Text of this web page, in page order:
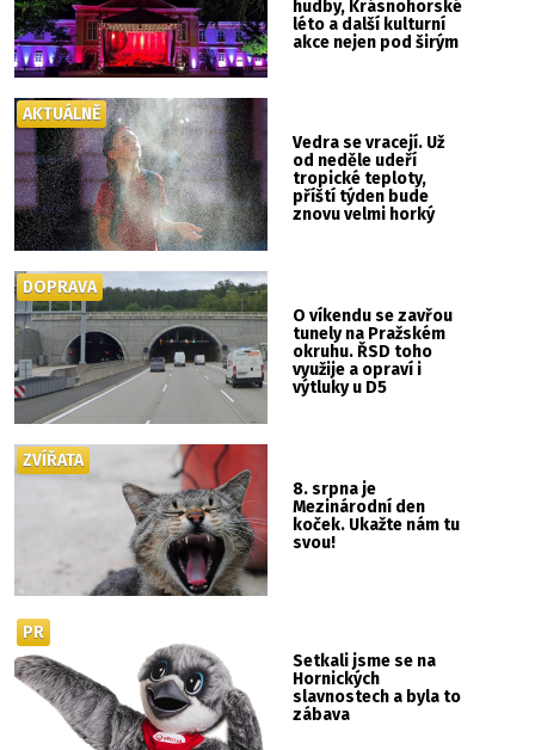
hudby, Krásnohorské
léto a další kulturní
akce nejen pod širým
Vedra se vracejí. Už
od neděle udeří
tropické teploty,
příští týden bude
znovu velmi horký
AKTUÁLNĚ
O víkendu se zavřou
tunely na Pražském
okruhu. ŘSD toho
využije a opraví i
výtluky u D5
DOPRAVA
8. srpna je
Mezinárodní den
koček. Ukažte nám tu
svou!
ZVÍŘATA
Setkali jsme se na
Hornických
slavnostech a byla to
zábava
PR